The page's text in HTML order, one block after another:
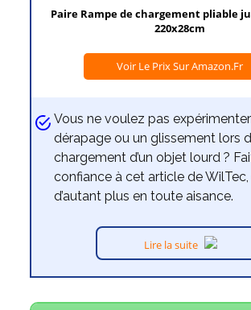
Paire Rampe de chargement pliable
220x28cm
Voir Le Prix Sur Amazon.fr
Vous ne voulez pas
dérapage ou un glissement lors
chargement d’un objet lourd ?
confiance à cet article de
d’autant plus en toute aisance.
Lire la suite